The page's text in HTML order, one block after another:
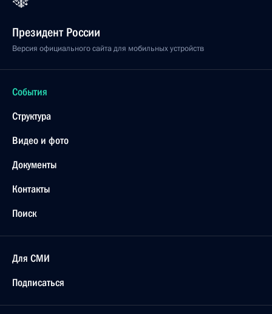
Президент России
Версия официального сайта для мобильных устройств
События
Структура
Видео и фото
Документы
Контакты
Поиск
Для СМИ
Подписаться